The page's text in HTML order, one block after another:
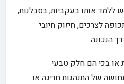
ללמד אותו בעקביות, בסבלנות,
לצרכים, חיזוק חיובי
הנכונה.
או בכי הם חלק טבעי
של התנהגות חריגה או